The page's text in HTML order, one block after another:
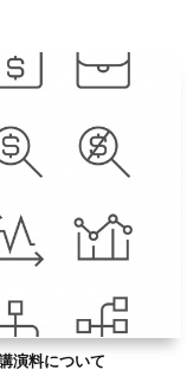
演料について